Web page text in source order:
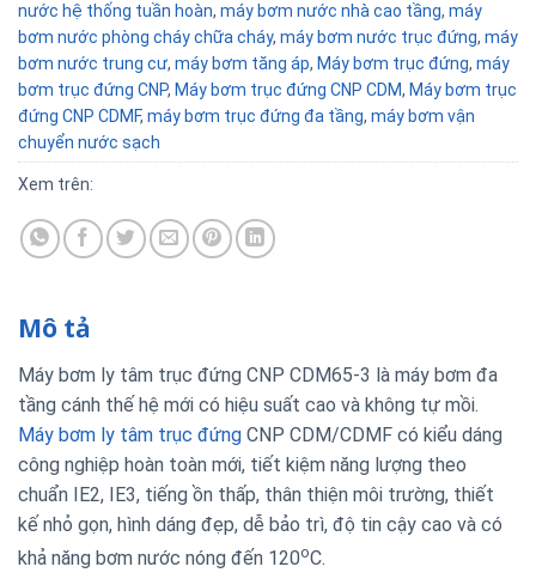
nước hệ thống tuần hoàn, máy bơm nước nhà cao tầng, máy
bơm nước phòng cháy chữa cháy, máy bơm nước trục đứng, máy
bơm nước trung cư, máy bơm tăng áp, Máy bơm trục đứng, máy
bơm trục đứng CNP, Máy bơm trục đứng CNP CDM, Máy bơm trục
đứng CNP CDMF, máy bơm trục đứng đa tầng, máy bơm vận
chuyển nước sạch
Xem trên:
Mô tả
Máy bơm ly tâm trục đứng CNP CDM65-3 là máy bơm đa
tầng cánh thế hệ mới có hiệu suất cao và không tự mồi.
Máy bơm ly tâm trục đứng CNP CDM/CDMF có kiểu dáng
công nghiệp hoàn toàn mới, tiết kiệm năng lượng theo
chuẩn IE2, IE3, tiếng ồn thấp, thân thiện môi trường, thiết
kế nhỏ gọn, hình dáng đẹp, dễ bảo trì, độ tin cậy cao và có
khả năng bơm nước nóng đến 120oC.